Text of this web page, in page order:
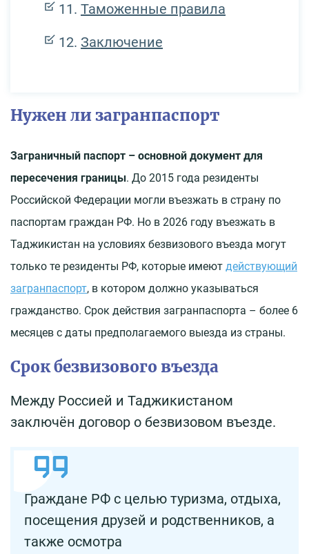
Таможенные правила
Заключение
Нужен ли загранпаспорт
Заграничный паспорт – основной документ для
пересечения границы. До 2015 года резиденты
Российской Федерации могли въезжать в страну по
паспортам граждан РФ. Но в 2026 году въезжать в
Таджикистан на условиях безвизового въезда могут
только те резиденты РФ, которые имеют действующий
загранпаспорт, в котором должно указываться
гражданство. Срок действия загранпаспорта – более 6
месяцев с даты предполагаемого выезда из страны.
Срок безвизового въезда
Между Россией и Таджикистаном
заключён договор о безвизовом въезде.
Граждане РФ с целью туризма, отдыха,
посещения друзей и родственников, а
также осмотра